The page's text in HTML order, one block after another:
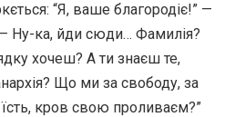
“Я, ваше благородіє!” —
Ну-ка, йди сюди… Фамилія?
хочеш? А ти знаєш те,
Що ми за свободу, за
кров свою проливаєм?”